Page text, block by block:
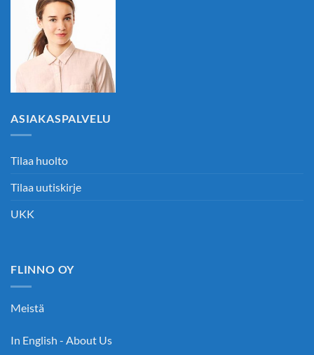
ASIAKASPALVELU
Tilaa huolto
Tilaa uutiskirje
UKK
FLINNO OY
Meistä
In English - About Us